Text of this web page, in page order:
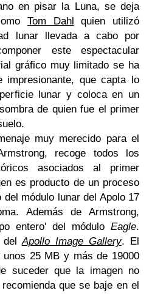
en pisar la Luna, se deja
Tom Dahl
quien utilizó
lunar llevada a cabo por
este espectacular
gráfico muy limitado se ha
impresionante, que capta lo
lunar y coloca en un
de quien fue el primer
muy merecido para el
recoge todos los
asociados al primer
es producto de un proceso
módulo lunar del Apolo 17
Además de Armstrong,
entero' del módulo Eagle.
Apollo Image Gallery. El
25 MB y más de 19000
suceder que la imagen no
que se baje en el